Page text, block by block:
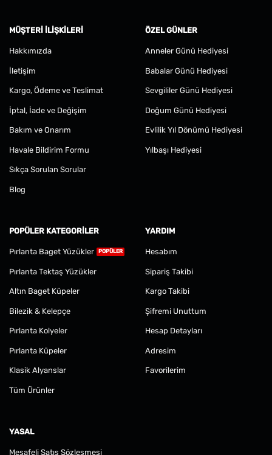
MÜŞTERI İLIŞKILERI
Hakkımızda
İletişim
Kargo, Ödeme ve Teslimat
İptal, İade ve Değişim
Bakım ve Onarım
Havale Bildirim Formu
Sıkça Sorulan Sorular
Blog
ÖZEL GÜNLER
Anneler Günü Hediyesi
Babalar Günü Hediyesi
Sevgililer Günü Hediyesi
Doğum Günü Hediyesi
Evlilik Yıl Dönümü Hediyesi
Yılbaşı Hediyesi
POPÜLER KATEGORILER
Pırlanta Baget Yüzükler
Pırlanta Tektaş Yüzükler
Altın Baget Küpeler
Bilezik & Kelepçe
Pırlanta Kolyeler
Pırlanta Küpeler
Klasik Alyanslar
Tüm Ürünler
YARDIM
Hesabım
Sipariş Takibi
Kargo Takibi
Şifremi Unuttum
Hesap Detayları
Adresim
Favorilerim
YASAL
Mesafeli Satış Sözleşmesi